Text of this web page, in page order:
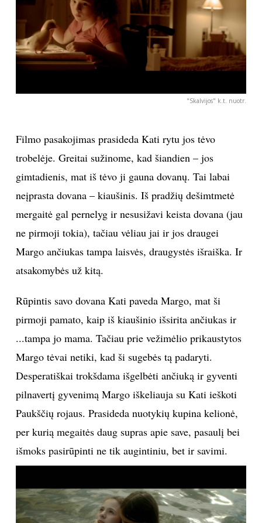
INTERJERAS
NAMAI
NELAIMĖS
KONTAKTAI
PRIVATUMO POLITIKA
NAUJIENLAIŠKĮ
Prenumeruodami portalą,
Jūs sutinkate su
"Skalvijos" k.t. nuotr.
Filmo pasakojimas prasideda Kati rytu jos tėvo
trobelėje. Greitai sužinome, kad šiandien – jos
gimtadienis, mat iš tėvo ji gauna dovanų. Tai labai
neįprasta dovana – kiaušinis. Iš pradžių dešimtmetė
mergaitė gal pernelyg ir nesusižavi keista dovana (jau
ne pirmoji tokia), tačiau vėliau jai ir jos draugei
Margo ančiukas tampa laisvės, draugystės išraiška. Ir
atsakomybės už kitą.
Rūpintis savo dovana Kati paveda Margo, mat ši
pirmoji pamato, kaip iš kiaušinio išsirita ančiukas ir
...tampa jo mama. Tačiau prie vežimėlio prikaustytos
Margo tėvai netiki, kad ši sugebės tą padaryti.
Desperatiškai trokšdama išgelbėti ančiuką ir gyventi
pilnavertį gyvenimą Margo iškeliauja su Kati ieškoti
Paukščių rojaus. Prasideda nuotykių kupina kelionė,
per kurią megaitės daug supras apie save, pasaulį bei
išmoks pasirūpinti ne tik augintiniu, bet ir savimi.